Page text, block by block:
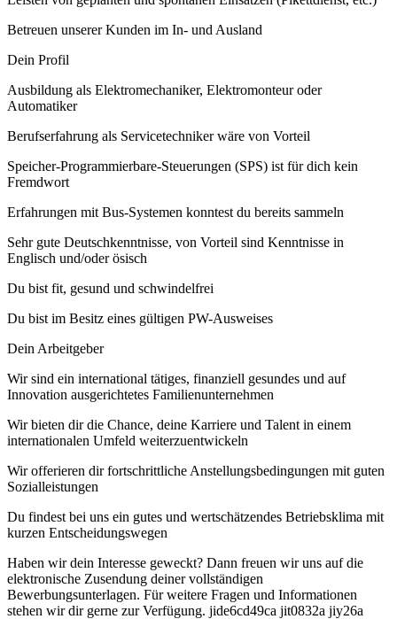
Betreuen unserer Kunden im In- und Ausland
Dein Profil
Ausbildung als Elektromechaniker, Elektromonteur oder
Automatiker
Berufserfahrung als Servicetechniker wäre von Vorteil
Speicher-Programmierbare-Steuerungen (SPS) ist für dich kein
Fremdwort
Erfahrungen mit Bus-Systemen konntest du bereits sammeln
Sehr gute Deutschkenntnisse, von Vorteil sind Kenntnisse in
Englisch und/oder ösisch
Du bist fit, gesund und schwindelfrei
Du bist im Besitz eines gültigen PW-Ausweises
Dein Arbeitgeber
Wir sind ein international tätiges, finanziell gesundes und auf
Innovation ausgerichtetes Familienunternehmen
Wir bieten dir die Chance, deine Karriere und Talent in einem
internationalen Umfeld weiterzuentwickeln
Wir offerieren dir fortschrittliche Anstellungsbedingungen mit guten
Sozialleistungen
Du findest bei uns ein gutes und wertschätzendes Betriebsklima mit
kurzen Entscheidungswegen
Haben wir dein Interesse geweckt? Dann freuen wir uns auf die
elektronische Zusendung deiner vollständigen
Bewerbungsunterlagen. Für weitere Fragen und Informationen
stehen wir dir gerne zur Verfügung. jide6cd49ca jit0832a jiy26a